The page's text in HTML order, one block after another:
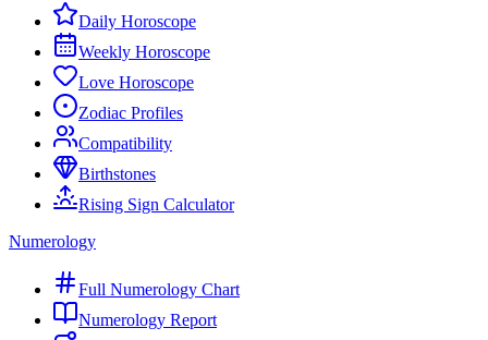
Daily Horoscope
Weekly Horoscope
Love Horoscope
Zodiac Profiles
Compatibility
Birthstones
Rising Sign Calculator
Numerology
Full Numerology Chart
Numerology Report